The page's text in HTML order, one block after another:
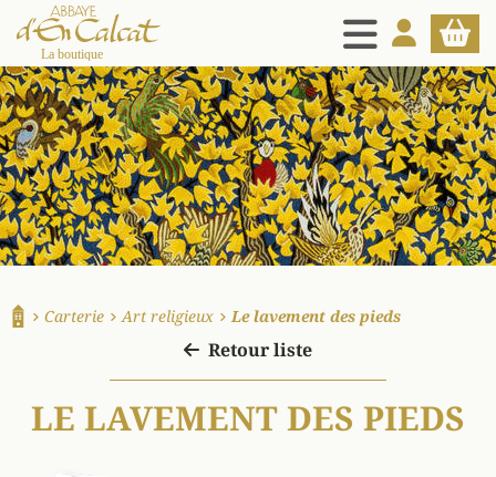
MENU
La boutique d'en Calcat
MON PANIER
Carterie Art religieux Le lavement des pieds
Retour liste
LE LAVEMENT DES PIEDS